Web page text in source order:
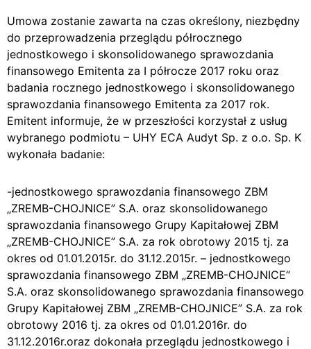
Umowa zostanie zawarta na czas określony, niezbędny
do przeprowadzenia przeglądu półrocznego
jednostkowego i skonsolidowanego sprawozdania
finansowego Emitenta za I półrocze 2017 roku oraz
badania rocznego jednostkowego i skonsolidowanego
sprawozdania finansowego Emitenta za 2017 rok.
Emitent informuje, że w przeszłości korzystał z usług
wybranego podmiotu – UHY ECA Audyt Sp. z o.o. Sp. K
wykonała badanie:
-jednostkowego sprawozdania finansowego ZBM
„ZREMB-CHOJNICE” S.A. oraz skonsolidowanego
sprawozdania finansowego Grupy Kapitałowej ZBM
„ZREMB-CHOJNICE” S.A. za rok obrotowy 2015 tj. za
okres od 01.01.2015r. do 31.12.2015r. – jednostkowego
sprawozdania finansowego ZBM „ZREMB-CHOJNICE”
S.A. oraz skonsolidowanego sprawozdania finansowego
Grupy Kapitałowej ZBM „ZREMB-CHOJNICE” S.A. za rok
obrotowy 2016 tj. za okres od 01.01.2016r. do
31.12.2016r.oraz dokonała przeglądu jednostkowego i